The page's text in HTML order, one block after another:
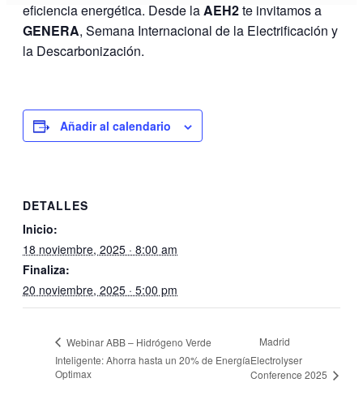
eficiencia energética. Desde laAEH2te invitamos a
GENERA, Semana Internacional de la Electrificación y
la Descarbonización.
Añadir al calendario
DETALLES
Inicio:
18 noviembre, 2025 · 8:00 am
Finaliza:
20 noviembre, 2025 · 5:00 pm
Webinar ABB – Hidrógeno Verde
Inteligente: Ahorra hasta un 20% de Energía
Optimax
Madrid
Electrolyser
Conference 2025